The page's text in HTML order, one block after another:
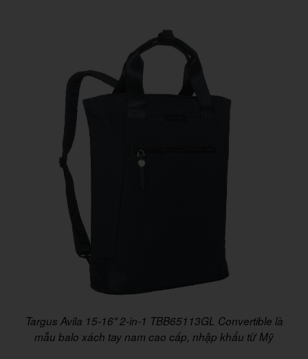
Targus Avila 15-16" 2-in-1 TBB65113GL Convertible là
mẫu balo xách tay nam cao cấp, nhập khẩu từ Mỹ